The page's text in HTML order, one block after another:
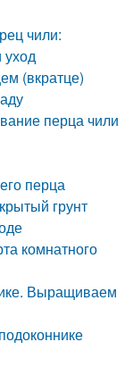
чили:
(вкратце)
перца чили
перца
грунт
комнатного
Выращиваем